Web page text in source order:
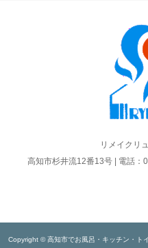
リメイクリ
高知市杉井流12番13号 | 電話
Copyright © 高知市でお風呂・キッチン・ト